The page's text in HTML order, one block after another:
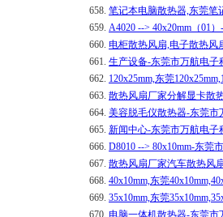
658. 笔记本电脑散热器,东莞笔
659. A4020 --> 40x20mm（01
660. 电柜散热风扇,电子散热风
661. 生产设备-东莞市万航电子
662. 120x25mm,东莞
663. 散热风扇厂家分解显卡散
664. 美容脱毛仪散热器-东莞市
665. 新闻中心-东莞市万航电子
666. D8010 --> 80x10mm-东莞
667. 散热风扇厂家汽车散热风
668. 40x10mm,东莞
669. 35x10mm,东莞
670. 电脑一体机散热器-东莞市